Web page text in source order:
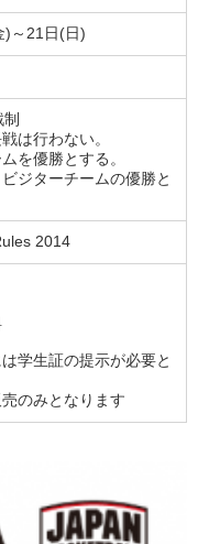
)～21日(日)
は行わない。
を優勝とする。
ジターチームの優勝と
2014
学生証の提示が必要と
のみとなります